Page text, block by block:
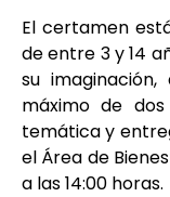
El certamen
de entre 3 y 14
su
máximo de
temática y
el Área de
a las 14:00 horas.